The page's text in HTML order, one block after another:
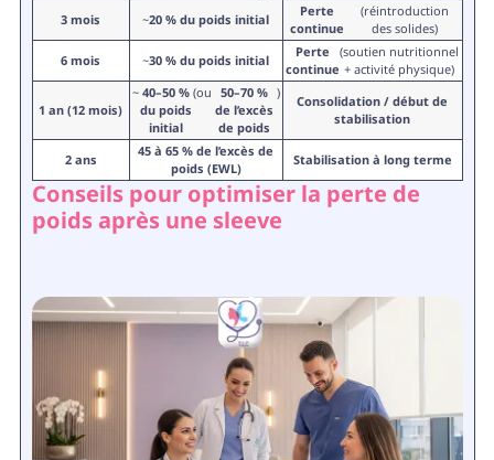
3 mois
~20 % du poids initial
Perte
continue
(réintroduction
des solides)
6 mois
~30 % du poids initial
Perte
continue
(soutien nutritionnel
+ activité physique)
1 an (12 mois)
~ 40–50 %
du poids
initial
(ou 50–70 %
de l’excès
de poids
)
Consolidation / début de
stabilisation
2 ans
45 à 65 % de l’excès de
poids (EWL)
Stabilisation à long terme
Conseils pour optimiser la perte de
poids après une sleeve